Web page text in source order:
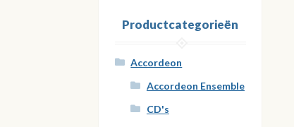
Productcategorieën
Accordeon
Accordeon Ensemble
CD's